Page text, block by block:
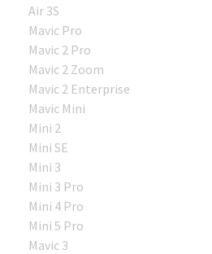
Air 3S
Mavic Pro
Mavic 2 Pro
Mavic 2 Zoom
Mavic 2 Enterprise
Mavic Mini
Mini 2
Mini SE
Mini 3
Mini 3 Pro
Mini 4 Pro
Mini 5 Pro
Mavic 3